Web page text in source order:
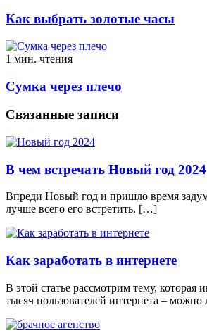
Как выбрать золотые часы
1 мин. чтения
Сумка через плечо
Связанные записи
В чем встречать Новый год 2024
Впреди Новый год и пришло время
лучше всего его встретить. […]
Как заработать в интернете
В этой статье рассмотрим тему, которая
тысяч пользователей интернета –